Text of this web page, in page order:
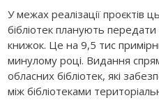
У межах реалізації проєктів
бібліотек планують передати
книжок. Це на 9,5 тис
минулому році. Видання
обласних бібліотек, які
між бібліотеками